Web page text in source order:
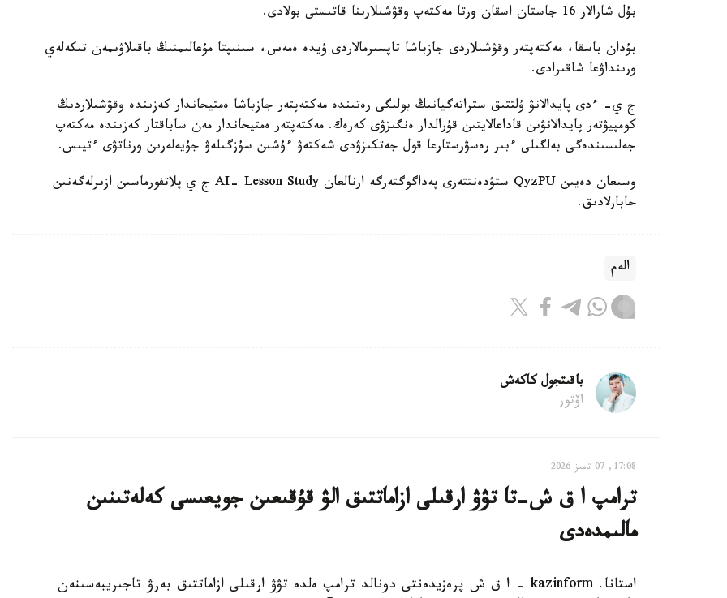
بۇل شارالار 16 جاستان اسقان ورتا مەكتەپ وقۋشىلارىنا قاتىستى بولادى.
بۇدان باسقا، مەكتەپتەر وقۋشىلاردى جازباشا تاپسىرمالاردى ۇيدە ەمەس، سىنىپتا مۇعالىمنىڭ باقىلاۋىمەن تىكەلەي
ورىنداۋعا شاقىرادى.
ج ي- ءدى پايدالانۋ ۇلتتىق ستراتەگيانىڭ بولىگى رەتىندە مەكتەپتەر جازباشا ەمتيحاندار كەزىندە وقۋشىلاردىڭ
كومپيۋتەر پايدالانۋىن قاداعالايتىن قۇرالدار ەنگىزۋى كەرەك. مەكتەپتەر ەمتيحاندار مەن ساباقتار كەزىندە مەكتەپ
جەلىسىندەگى بەلگىلى ءبىر رەسۋرستارعا قول جەتكىزۋدى شەكتەۋ ءۇشىن سۇزگىلەۋ جۇيەلەرىن ورناتۋى ءتيىس.
وسىعان دەيىن QyzPU ستۋدەنتتەرى پەداگوگتەرگە ارنالعان AI- Lesson Study ج ي پلاتفورماسىن ازىرلەگەنىن
حابارلادىق.
الەم
باقىتجول كاكەش
اۆتور
17:08, 07 تامىز 2026
ترامپ ا ق ش-تا تۋۋ ارقىلى ازاماتتىق الۋ قۇقىعىن جويعىسى كەلەتىنىن
مالىمدەدى
استانا. kazinform - ا ق ش پرەزيدەنتى دونالد ترامپ ەلدە تۋۋ ارقىلى ازاماتتىق بەرۋ تاجىريبەسىنەن